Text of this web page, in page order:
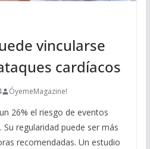
vincularse
cardíacos
ÓyemeMagazine!
26% el riesgo de eventos
regularidad puede ser más
recomendadas. Un estudio